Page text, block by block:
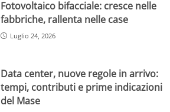
Fotovoltaico bifacciale: cresce nelle
fabbriche, rallenta nelle case
Luglio 24, 2026
Data center, nuove regole in arrivo:
tempi, contributi e prime indicazioni
del Mase